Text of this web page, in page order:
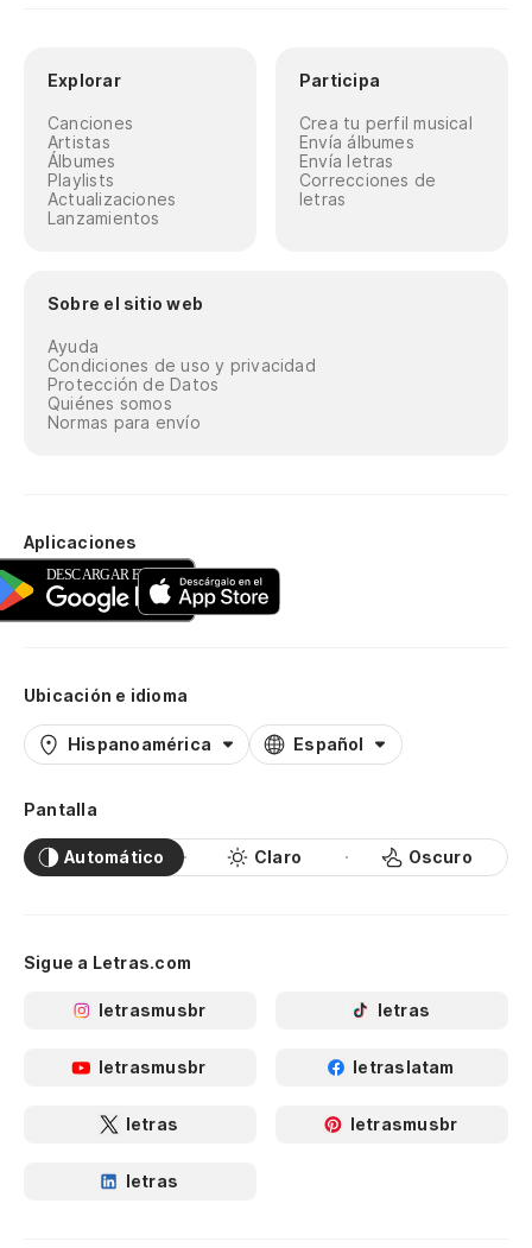
Explorar
Canciones
Artistas
Álbumes
Playlists
Actualizaciones
Lanzamientos
Participa
Crea tu perfil musical
Envía álbumes
Envía letras
Correcciones de
letras
Sobre el sitio web
Ayuda
Condiciones de uso y privacidad
Protección de Datos
Quiénes somos
Normas para envío
Aplicaciones
Ubicación e idioma
Hispanoamérica Español
Pantalla
Automático Claro Oscuro
Sigue a Letras.com
letrasmusbr letras
letrasmusbr letraslatam
letras letrasmusbr
letras